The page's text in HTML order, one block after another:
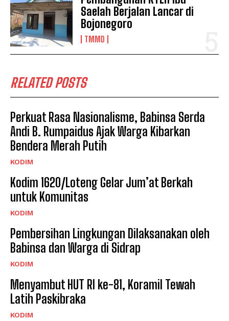
Saelah Berjalan Lancar di
Bojonegoro
TMMD
RELATED POSTS
Perkuat Rasa Nasionalisme, Babinsa Serda
Andi B. Rumpaidus Ajak Warga Kibarkan
Bendera Merah Putih
KODIM
Kodim 1620/Loteng Gelar Jum’at Berkah
untuk Komunitas
KODIM
Pembersihan Lingkungan Dilaksanakan oleh
Babinsa dan Warga di Sidrap
KODIM
Menyambut HUT RI ke-81, Koramil Tewah
Latih Paskibraka
KODIM